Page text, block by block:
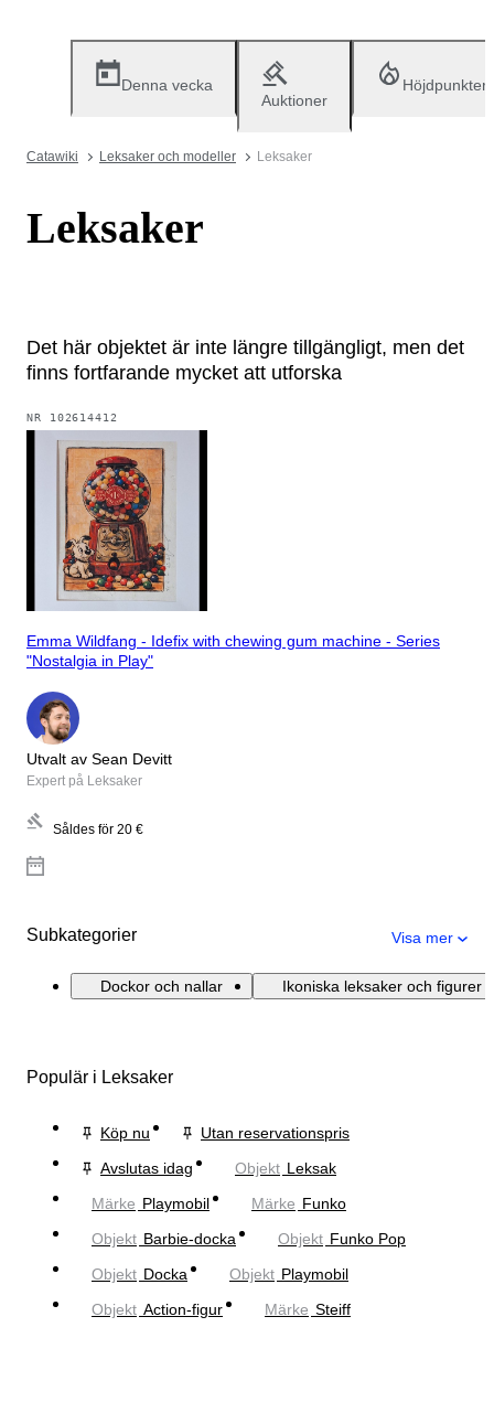
Denna vecka
Auktioner
Höjdpunkter
Catawiki Leksaker och modeller Leksaker
Leksaker
Det här objektet är inte längre tillgängligt, men det
finns fortfarande mycket att utforska
NR 102614412
Emma Wildfang - Idefix with chewing gum machine - Series
"Nostalgia in Play"
Utvalt av Sean Devitt
Expert på Leksaker
Såldes för 20 €
Subkategorier Visa mer
Dockor och nallar Ikoniska leksaker och figurer
Populär i Leksaker
Köp nu
Utan reservationspris
Avslutas idag
Objekt Leksak
Märke Playmobil Märke Funko
Objekt Barbie-docka Objekt Funko Pop
Objekt Docka Objekt Playmobil
Objekt Action-figur Märke Steiff